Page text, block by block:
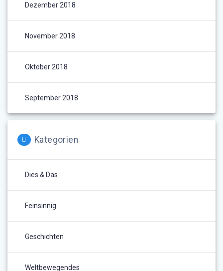
Dezember 2018
November 2018
Oktober 2018
September 2018
Kategorien
Dies & Das
Feinsinnig
Geschichten
Weltbewegendes